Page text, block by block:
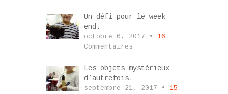
Un défi pour le week-
end.
octobre 6, 2017 • 16
Commentaires
Les objets mystérieux
d’autrefois.
septembre 21, 2017 • 15